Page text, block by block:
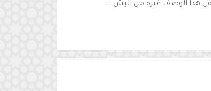
في هذا الوصف غيره من البش ...